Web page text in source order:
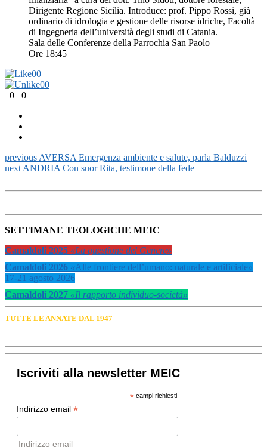
Dirigente Regione Sicilia. Introduce: prof. Pippo Rossi, già
ordinario di idrologia e gestione delle risorse idriche, Facoltà
di Ingegneria dell’università degli studi di Catania.
Sala delle Conferenze della Parrochia San Paolo
Ore 18:45
00
00
0
0
previous AVERSA Emergenza ambiente e salute, parla Balduzzi
next ANDRIA Con suor Rita, testimone della fede
SETTIMANE TEOLOGICHE MEIC
Camaldoli 2025 «La questione del Genere»
Camaldoli 2026 «Alle frontiere dell’umano: naturale e artificiale»
17-21 agosto 2026
Camaldoli 2027 «Il rapporto individuo-società»
TUTTE LE ANNATE DAL 1947
Iscriviti alla newsletter MEIC
*campi richiesti
Indirizzo email *
Indirizzo email